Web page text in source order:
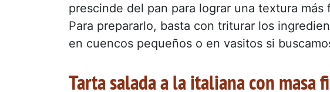
prescinde del pan para lograr una textura más
Para prepararlo, basta con triturar los
en cuencos pequeños o en vasitos si
Tarta salada a la italiana con